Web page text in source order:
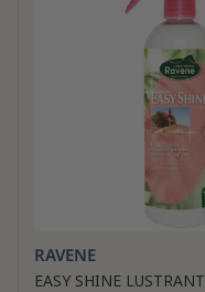
RAVENE
EASY SHINE LUSTRANT